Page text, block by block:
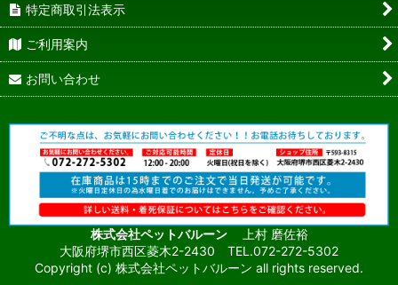
特定商取引法表示
ご利用案内
お問い合わせ
株式会社ペットバルーン
上村 磨佐裕
大阪府堺市西区菱木2-2430 TEL.072-272-5302
Copyright (c) 株式会社ペットバルーン all rights reserved.